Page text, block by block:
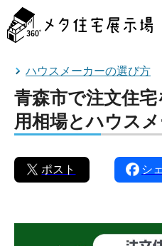
タ
住
ハウスメーカーの選び方
青森市で注文住
用相場とハウス
ポスト シ